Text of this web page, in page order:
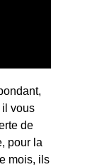
il vous
de
pour la
mois, ils